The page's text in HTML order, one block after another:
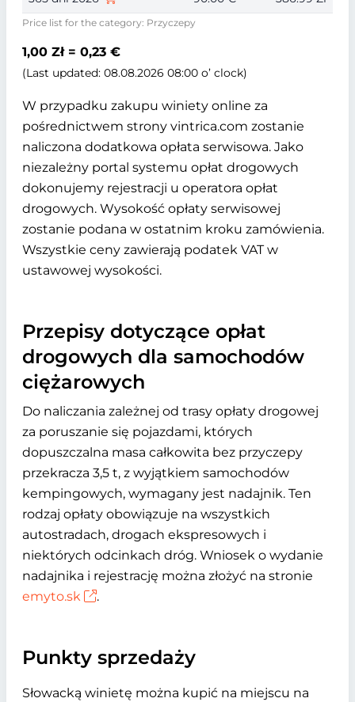
Price list for the category: Przyczepy
1,00 Zł = 0,23 €
(Last updated: 08.08.2026 08:00 o’ clock)
W przypadku zakupu winiety online za
pośrednictwem strony vintrica.com zostanie
naliczona dodatkowa opłata serwisowa. Jako
niezależny portal systemu opłat drogowych
dokonujemy rejestracji u operatora opłat
drogowych. Wysokość opłaty serwisowej
zostanie podana w ostatnim kroku zamówienia.
Wszystkie ceny zawierają podatek VAT w
ustawowej wysokości.
Przepisy dotyczące opłat
drogowych dla samochodów
ciężarowych
Do naliczania zależnej od trasy opłaty drogowej
za poruszanie się pojazdami, których
dopuszczalna masa całkowita bez przyczepy
przekracza 3,5 t, z wyjątkiem samochodów
kempingowych, wymagany jest nadajnik. Ten
rodzaj opłaty obowiązuje na wszystkich
autostradach, drogach ekspresowych i
niektórych odcinkach dróg. Wniosek o wydanie
nadajnika i rejestrację można złożyć na stronie
emyto.sk
.
Punkty sprzedaży
Słowacką winietę można kupić na miejscu na